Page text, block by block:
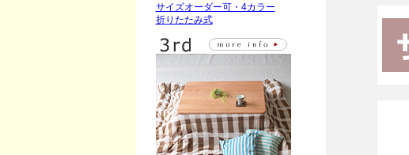
サイズオーダー可・4カラー
折りたたみ式